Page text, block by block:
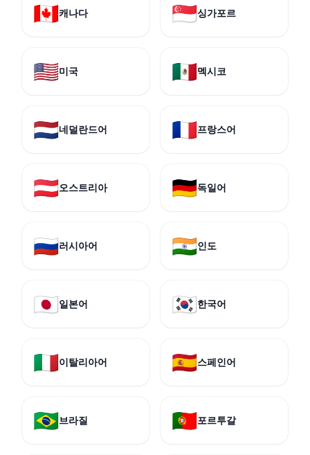
🇨🇦캐나다 🇸🇬싱가포르
🇺🇸미국 🇲🇽멕시코
🇳🇱네덜란드어 🇫🇷프랑스어
🇦🇹오스트리아 🇩🇪독일어
🇷🇺러시아어 🇮🇳인도
🇯🇵일본어 🇰🇷한국어
🇮🇹이탈리아어 🇪🇸스페인어
🇧🇷브라질 🇵🇹포르투갈